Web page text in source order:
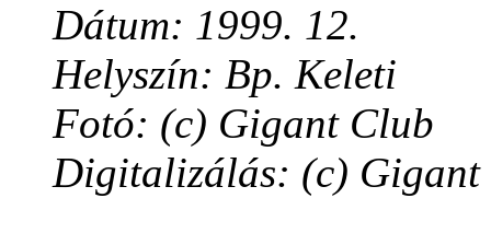
Dátum: 1999. 12.
Helyszín: Bp. Keleti
Fotó: (c) Gigant Club
Digitalizálás: (c) Gigant